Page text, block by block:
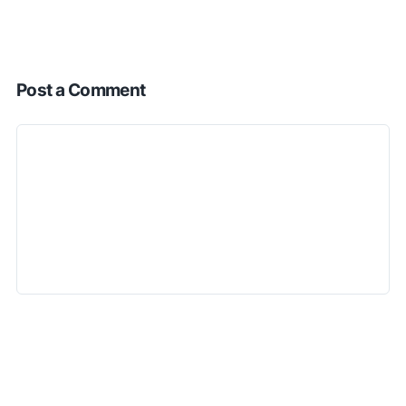
Post a Comment